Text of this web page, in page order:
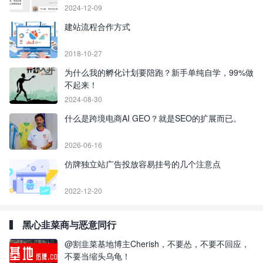
2024-12-09
建站流程合作方式
2018-10-27
为什么我的孵化计划要陪跑？新手单纯自学，99%做
不起来！
2024-08-30
什么是跨境电商AI GEO？就是SEO的扩展而已。
2026-06-16
仿牌独立站广告投放容易挂号的几个注意点
2022-12-20
黑心韭菜商与恶意同行
@割韭菜基地博主Cherish，不要怂，不要不回应，
不要当缩头乌龟！